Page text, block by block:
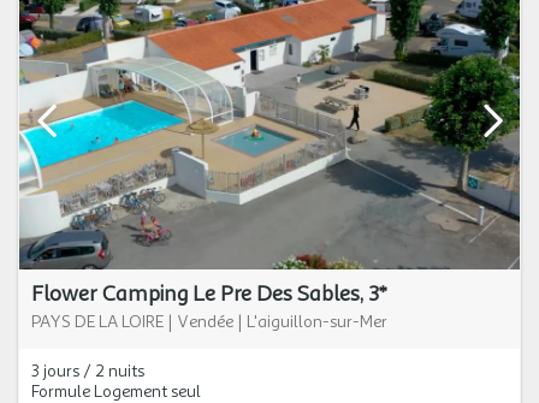
Flower Camping Le Pre Des Sables, 3*
PAYS DE LA LOIRE | Vendée | L'aiguillon-sur-Mer
3 jours / 2 nuits
Formule Logement seul